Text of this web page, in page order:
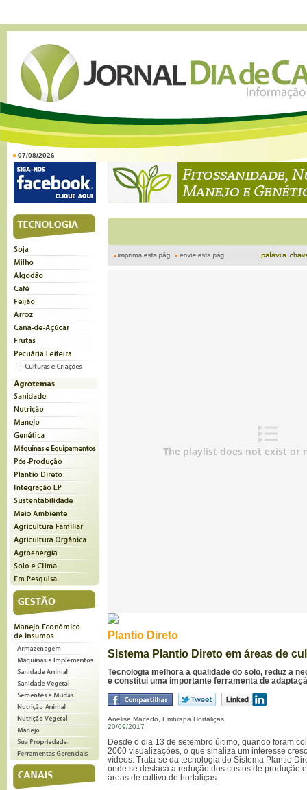
07/08/2026
Plantio Direto
Sistema Plantio Direto em áreas de
Tecnologia melhora a qualidade do solo, reduz a
e constitui uma importante ferramenta de
Anelise Macedo, Embrapa Hortaliças
20/09/2017
Desde o dia 13 de setembro último, quando foram
2000 visualizações, o que sinaliza um interesse
vídeos. Trata-se da tecnologia do Sistema Plantio
onde se destaca a redução dos custos de produção
áreas de cultivo de hortaliças.